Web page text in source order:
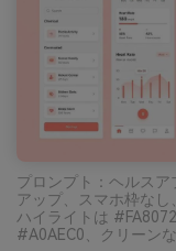
プロンプト：ヘルス
アップ、スマホ枠な
ハイライトは
#A0AEC0、クリーン